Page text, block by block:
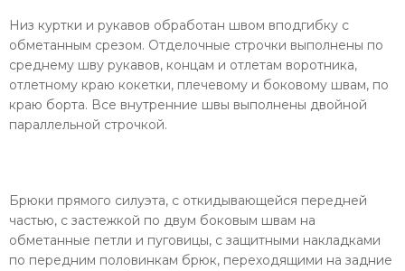
Низ куртки и рукавов обработан швом вподгибку с
обметанным срезом. Отделочные строчки выполнены по
среднему шву рукавов, концам и отлетам воротника,
отлетному краю кокетки, плечевому и боковому швам, по
краю борта. Все внутренние швы выполнены двойной
параллельной строчкой.
Брюки прямого силуэта, с откидывающейся передней
частью, с застежкой по двум боковым швам на
обметанные петли и пуговицы, с защитными накладками
по передним половинкам брюк, переходящими на задние